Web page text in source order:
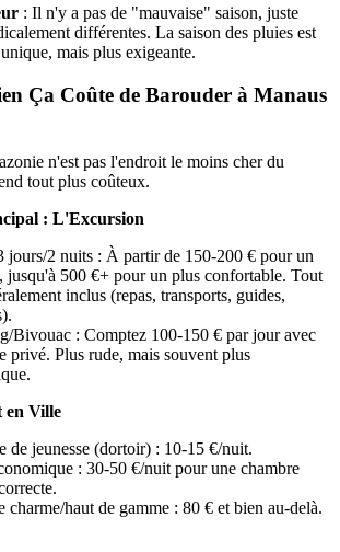
: Il n'y a pas de "mauvaise" saison, juste
différentes. La saison des pluies est
mais plus exigeante.
Ça Coûte de Barouder à Manaus
n'est pas l'endroit le moins cher du
tout plus coûteux.
: L'Excursion
jours/2 nuits : À partir de 150-200 € pour un
jusqu'à 500 €+ pour un plus confortable. Tout
inclus (repas, transports, guides,
Bivouac : Comptez 100-150 € par jour avec
privé. Plus rude, mais souvent plus
en Ville
de jeunesse (dortoir) : 10-15 €/nuit.
: 30-50 €/nuit pour une chambre
charme/haut de gamme : 80 € et bien au-delà.